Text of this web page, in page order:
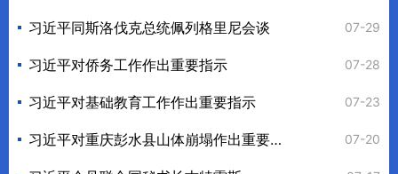
07-29
习近平同斯洛伐克总统佩列格里尼会谈
07-28
习近平对侨务工作作出重要指示
07-23
习近平对基础教育工作作出重要指示
07-20
习近平对重庆彭水县山体崩塌作出重要指示
08-06
08-05
自治区党委常委会召开会议
08-05
2026年反恐国际研讨会在新疆伊犁举行
08-04
十届自治区党委第九轮巡视集中反馈会暨第十轮巡视动员部署会召开
08-03
07-31
07-31
07-30
提升农民工服务保障质效——《人力资源和社会保障事业发展“十五五”规划》系列解读
07-30
07-29
07-27
07-22
新疆阿克苏：阿瓦提县人社局联合新疆大学纺织与服装学院开展企业走访拓岗活动
08-03
07-28
07-28
07-27
新疆维吾尔自治区2026年全国杰出专业技术人才和中华技能大奖表彰推荐对象名单公示